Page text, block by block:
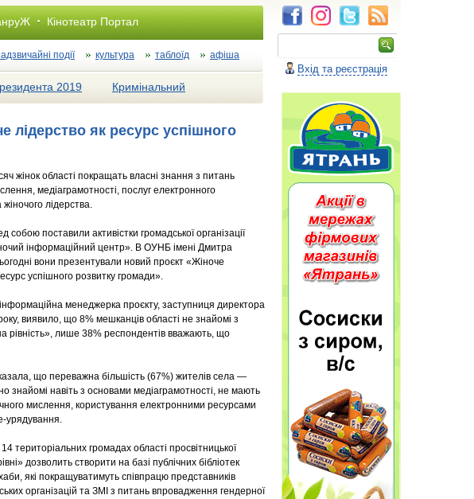
Кінотеатр Портал
події культура таблоїд афіша
2019
Кримінальний
лідерство як ресурс успішного
жінок області покращать власні знання з питань
медіаграмотності, послуг електронного
лідерства.
собою поставили активістки громадської організації
інформаційний центр». В ОУНБ імені Дмитра
вони презентували новий проєкт «Жіноче
успішного розвитку громади».
менеджерка проєкту, заступниця директора
виявило, що 8% мешканців області не знайомі з
лише 38% респондентів вважають, що
що переважна більшість (67%) жителів села —
знайомі навіть з основами медіаграмотності, не мають
мислення, користування електронними ресурсами
урядування.
територіальних громадах області просвітницької
дозволить створити на базі публічних бібліотек
які покращуватимуть співпрацю представників
організацій та ЗМІ з питань впровадження гендерної
Вхід та реєстрація